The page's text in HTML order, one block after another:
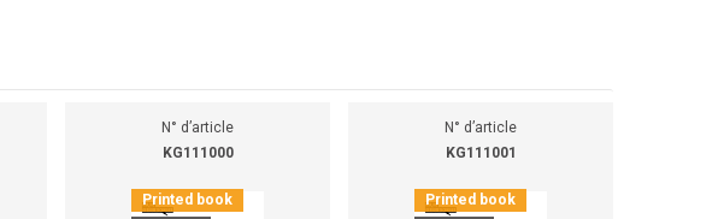
N° d’article
KG111000
Printed book
N° d’article
KG111001
Printed book